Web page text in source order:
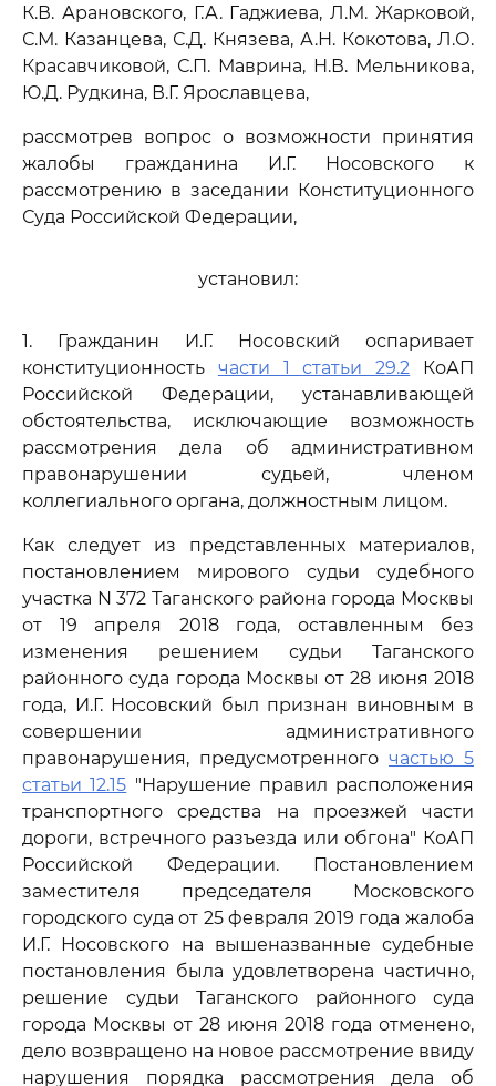
К.В. Арановского, Г.А. Гаджиева, Л.М. Жарковой,
С.М. Казанцева, С.Д. Князева, А.Н. Кокотова, Л.О.
Красавчиковой, С.П. Маврина, Н.В. Мельникова,
Ю.Д. Рудкина, В.Г. Ярославцева,
рассмотрев вопрос о возможности принятия
жалобы гражданина И.Г. Носовского к
рассмотрению в заседании Конституционного
Суда Российской Федерации,
установил:
1. Гражданин И.Г. Носовский оспаривает
конституционность части 1 статьи 29.2 КоАП
Российской Федерации, устанавливающей
обстоятельства, исключающие возможность
рассмотрения дела об административном
правонарушении судьей, членом
коллегиального органа, должностным лицом.
Как следует из представленных материалов,
постановлением мирового судьи судебного
участка N 372 Таганского района города Москвы
от 19 апреля 2018 года, оставленным без
изменения решением судьи Таганского
районного суда города Москвы от 28 июня 2018
года, И.Г. Носовский был признан виновным в
совершении административного
правонарушения, предусмотренного частью 5
статьи 12.15 "Нарушение правил расположения
транспортного средства на проезжей части
дороги, встречного разъезда или обгона" КоАП
Российской Федерации. Постановлением
заместителя председателя Московского
городского суда от 25 февраля 2019 года жалоба
И.Г. Носовского на вышеназванные судебные
постановления была удовлетворена частично,
решение судьи Таганского районного суда
города Москвы от 28 июня 2018 года отменено,
дело возвращено на новое рассмотрение ввиду
нарушения порядка рассмотрения дела об